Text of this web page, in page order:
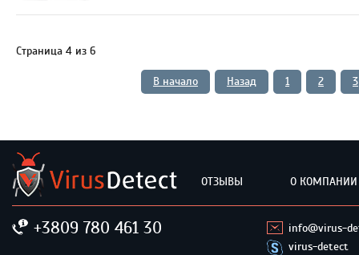
Страница 4 из 6
В начало Назад 1 2 3
ОТЗЫВЫ О КОМПАНИИ
+3809 780 461 30
info@virus-
virus-detect